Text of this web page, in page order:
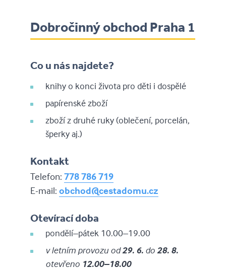
Dobročinný obchod Praha 1
Co u nás najdete?
knihy o konci života pro děti i dospělé
papírenské zboží
zboží z druhé ruky (oblečení, porcelán,
šperky aj.)
Kontakt
Telefon: 778 786 719
E-mail: obchod@cestadomu.cz
Otevírací doba
pondělí–pátek 10.00–19.00
v letním provozu od29. 6. do28. 8.
otevřeno 12.00–18.00